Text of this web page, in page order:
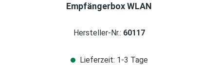
Empfängerbox WLAN
Hersteller-Nr.: 60117
Lieferzeit: 1-3 Tage